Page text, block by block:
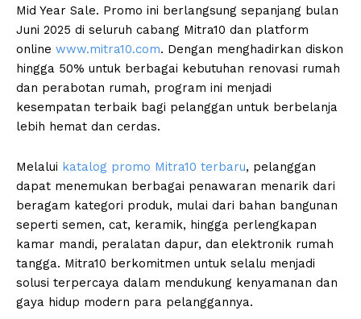
Mid Year Sale. Promo ini berlangsung sepanjang bulan
Juni 2025 di seluruh cabang Mitra10 dan platform
online www.mitra10.com. Dengan menghadirkan diskon
hingga 50% untuk berbagai kebutuhan renovasi rumah
dan perabotan rumah, program ini menjadi
kesempatan terbaik bagi pelanggan untuk berbelanja
lebih hemat dan cerdas.
Melalui katalog promo Mitra10 terbaru, pelanggan
dapat menemukan berbagai penawaran menarik dari
beragam kategori produk, mulai dari bahan bangunan
seperti semen, cat, keramik, hingga perlengkapan
kamar mandi, peralatan dapur, dan elektronik rumah
tangga. Mitra10 berkomitmen untuk selalu menjadi
solusi terpercaya dalam mendukung kenyamanan dan
gaya hidup modern para pelanggannya.